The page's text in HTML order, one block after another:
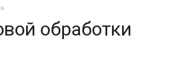
обработки